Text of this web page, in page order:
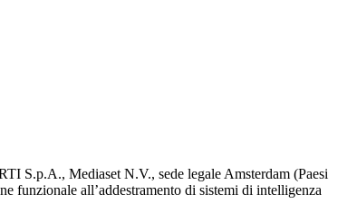
S.p.A., Mediaset N.V., sede legale Amsterdam (Paesi
funzionale all’addestramento di sistemi di intelligenza